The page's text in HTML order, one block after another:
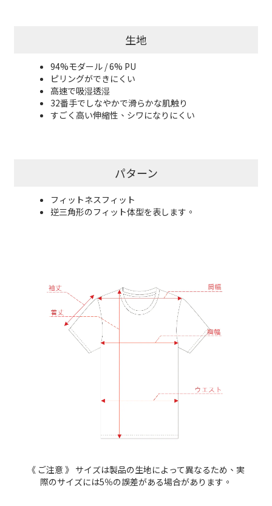
生地
94%モダール / 6% PU
ピリングができにくい
高速で吸湿透湿
32番手でしなやかで滑らかな肌触り
すごく高い伸縮性、シワになりにくい
パターン
フィットネスフィット
逆三角形のフィット体型を表します。
《 ご注意 》 サイズは製品の生地によって異なるため、実
際のサイズには5％の誤差がある場合があります。